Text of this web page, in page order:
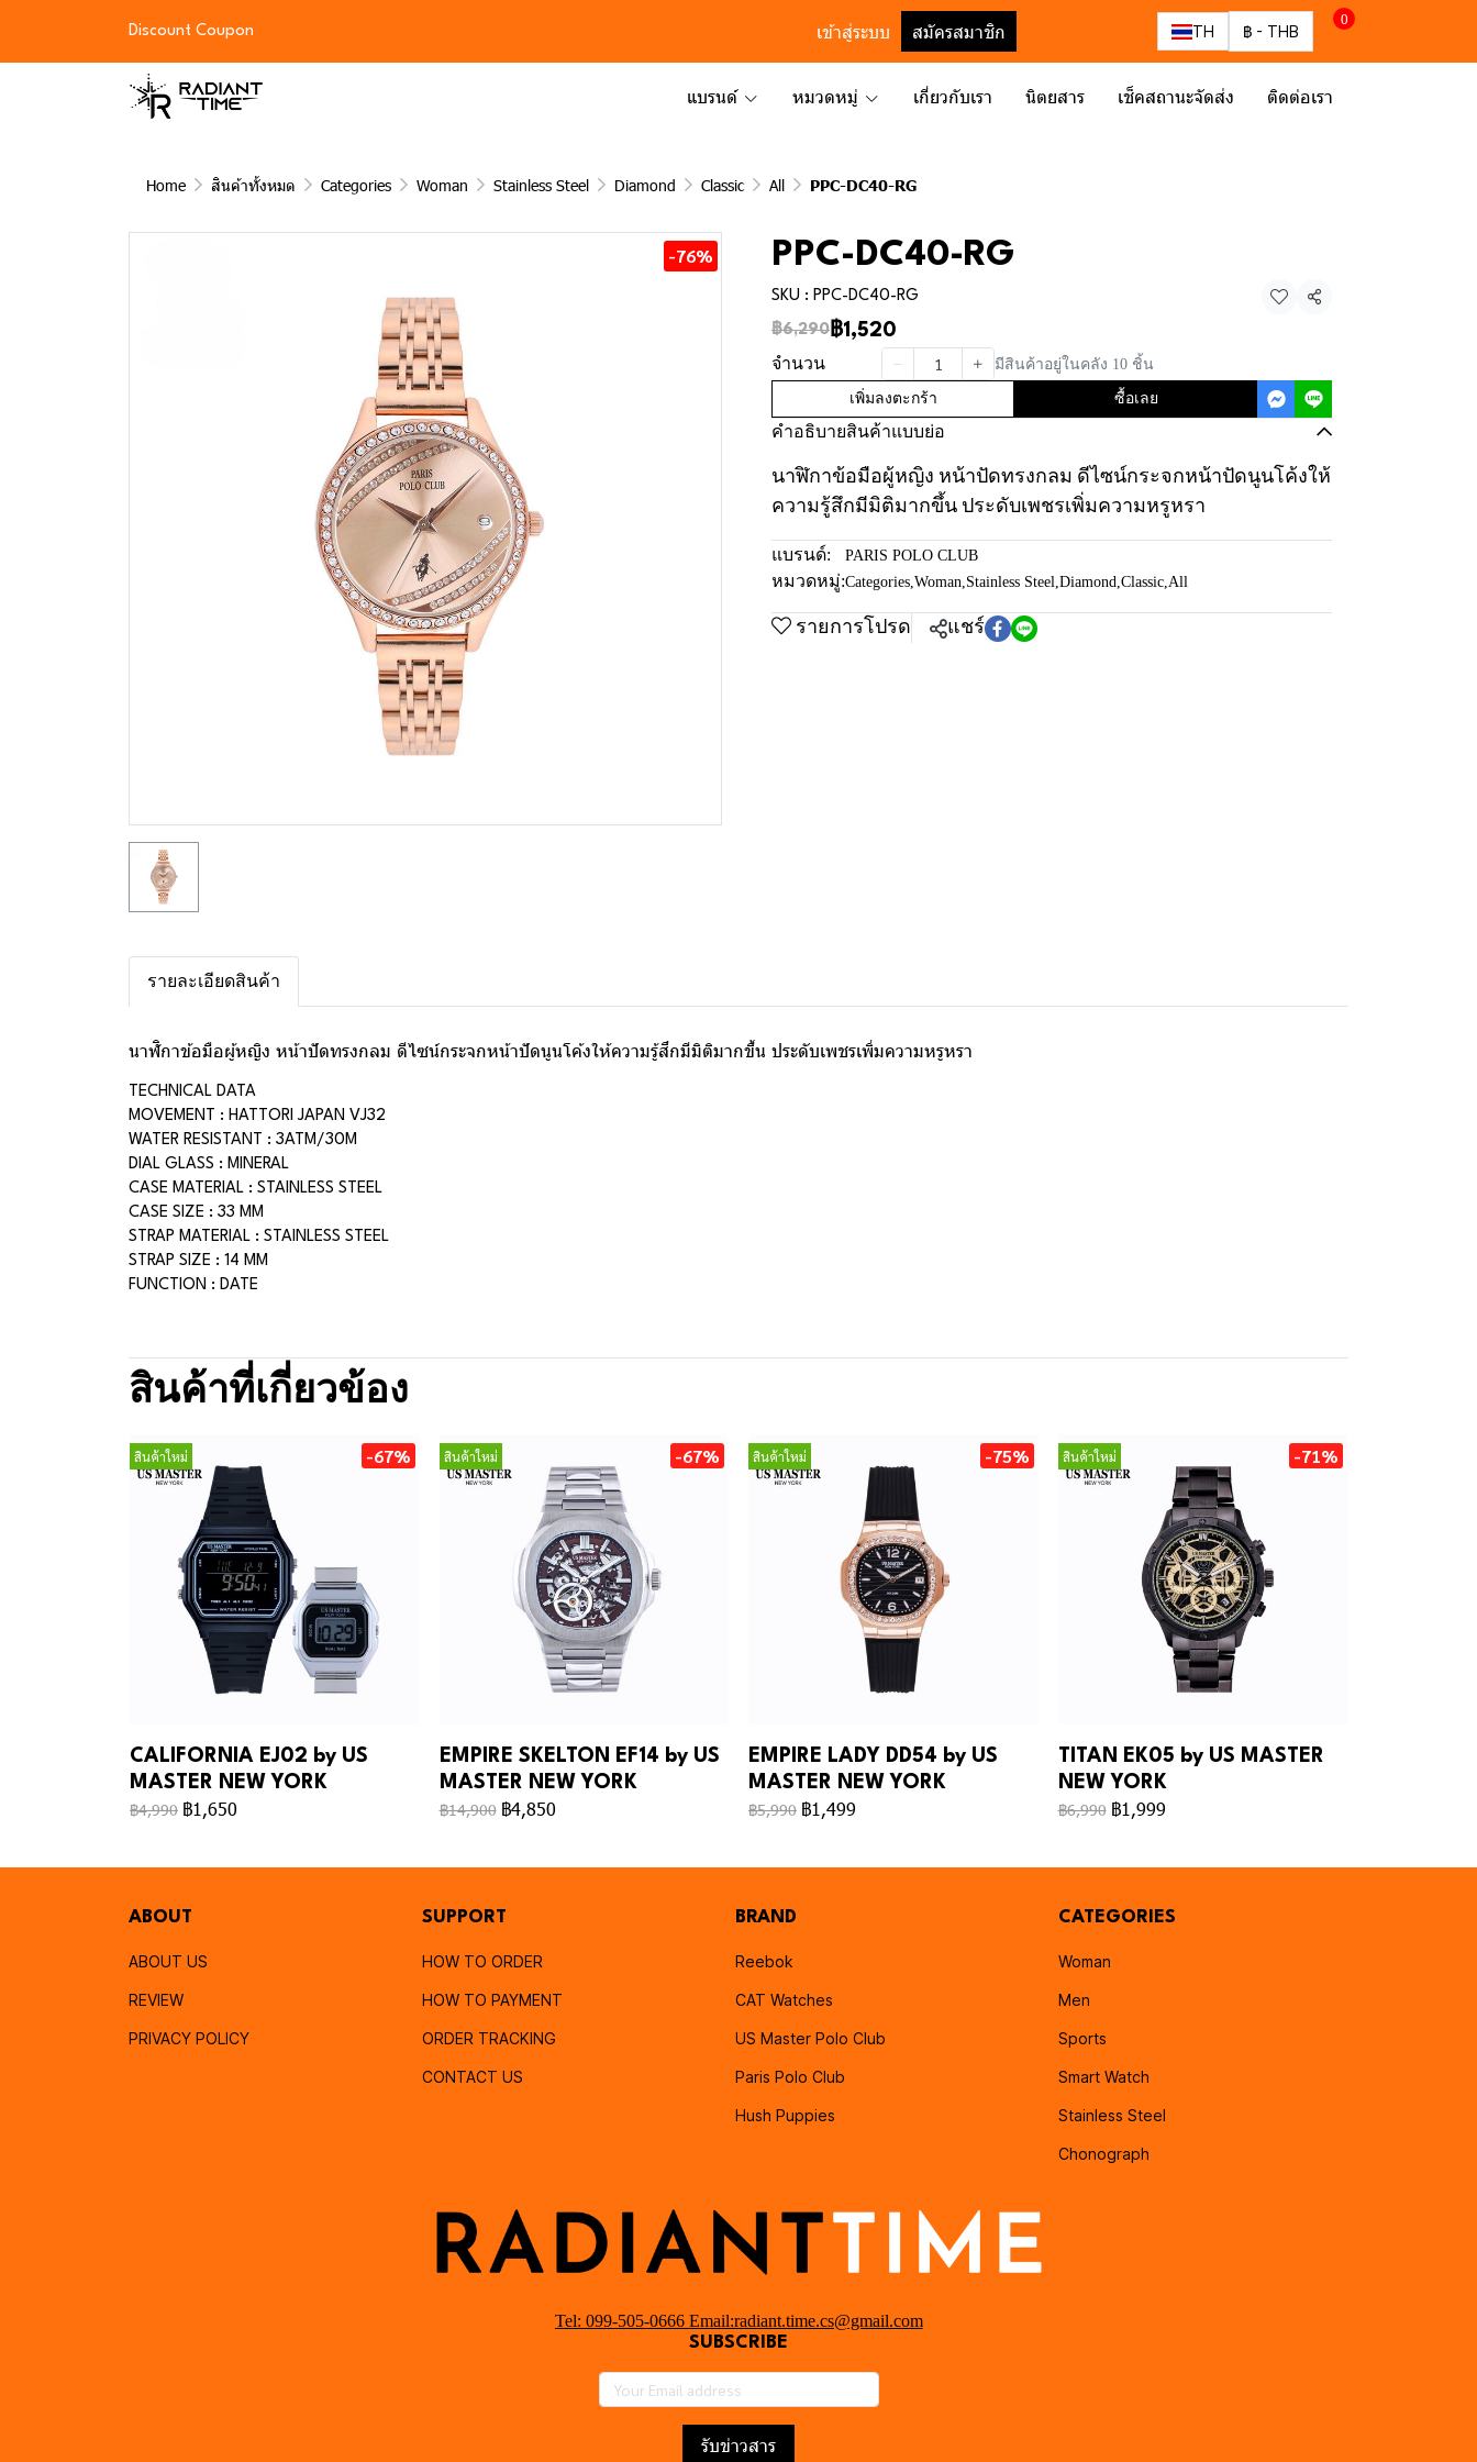
Discount Coupon เข้าสู่ระบบ สมัครสมาชิก TH ฿ - THB
0
แบรนด์ หมวดหมู่ เกี่ยวกับเรา นิตยสาร เช็คสถานะจัดส่ง ติดต่อเรา
Home สินค้าทั้งหมด Categories Woman Stainless Steel Diamond Classic All PPC-DC40-RG
-76% PPC-DC40-RG
SKU : PPC-DC40-RG
แชร์
฿6,290 ฿1,520
จำนวน มีสินค้าอยู่ในคลัง 10 ชิ้น
เพิ่มลงตะกร้า ซื้อเลย
คำอธิบายสินค้าแบบย่อ
นาฬิกาข้อมือผู้หญิง หน้าปัดทรงกลม ดีไซน์กระจกหน้าปัดนูนโค้งให้
ความรู้สึกมีมิติมากขึ้น ประดับเพชรเพิ่มความหรูหรา
แบรนด์: PARIS POLO CLUB
หมวดหมู่:Categories,Woman,Stainless Steel,Diamond,Classic,All
รายการโปรด แชร์
รายละเอียดสินค้า
นาฬิกาข้อมือผู้หญิง หน้าปัดทรงกลม ดีไซน์กระจกหน้าปัดนูนโค้งให้ความรู้สึกมีมิติมากขึ้น ประดับเพชรเพิ่มความหรูหรา
TECHNICAL DATA
MOVEMENT : HATTORI JAPAN VJ32
WATER RESISTANT : 3ATM/30M
DIAL GLASS : MINERAL
CASE MATERIAL : STAINLESS STEEL
CASE SIZE : 33 MM
STRAP MATERIAL : STAINLESS STEEL
STRAP SIZE : 14 MM
FUNCTION : DATE
สินค้าที่เกี่ยวข้อง
สินค้าใหม่ -67%
CALIFORNIA EJ02 by US
MASTER NEW YORK
฿4,990 ฿1,650
สินค้าใหม่ -67%
EMPIRE SKELTON EF14 by US
MASTER NEW YORK
฿14,900 ฿4,850
สินค้าใหม่ -75%
EMPIRE LADY DD54 by US
MASTER NEW YORK
฿5,990 ฿1,499
สินค้าใหม่ -71%
TITAN EK05 by US MASTER
NEW YORK
฿6,990 ฿1,999
ABOUT
ABOUT US
REVIEW
PRIVACY POLICY
SUPPORT
HOW TO ORDER
HOW TO PAYMENT
ORDER TRACKING
CONTACT US
BRAND
Reebok
CAT Watches
US Master Polo Club
Paris Polo Club
Hush Puppies
CATEGORIES
Woman
Men
Sports
Smart Watch
Stainless Steel
Chonograph
Tel: 099-505-0666 Email:radiant.time.cs@gmail.com
SUBSCRIBE
รับข่าวสาร